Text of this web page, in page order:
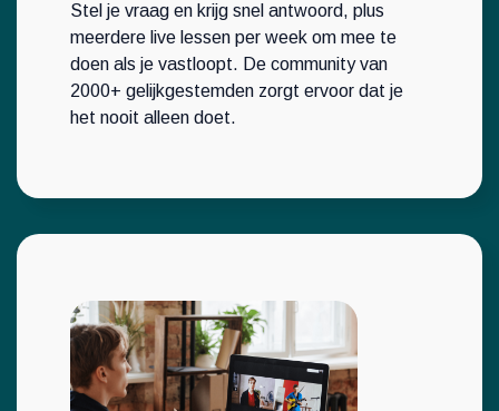
Stel je vraag en krijg snel antwoord, plus
meerdere live lessen per week om mee te
doen als je vastloopt. De community van
2000+ gelijkgestemden zorgt ervoor dat je
het nooit alleen doet.